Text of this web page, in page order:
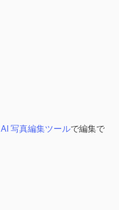
AI 写真編集ツールで編集で